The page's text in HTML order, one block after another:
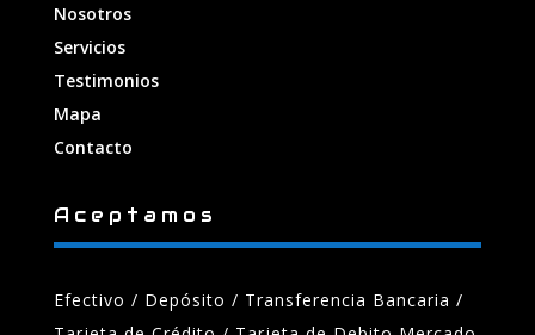
Nosotros
Servicios
Testimonios
Mapa
Contacto
Aceptamos
Efectivo / Depósito / Transferencia Bancaria /